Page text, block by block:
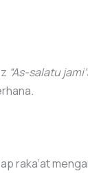
“As-salatu
raka‘at